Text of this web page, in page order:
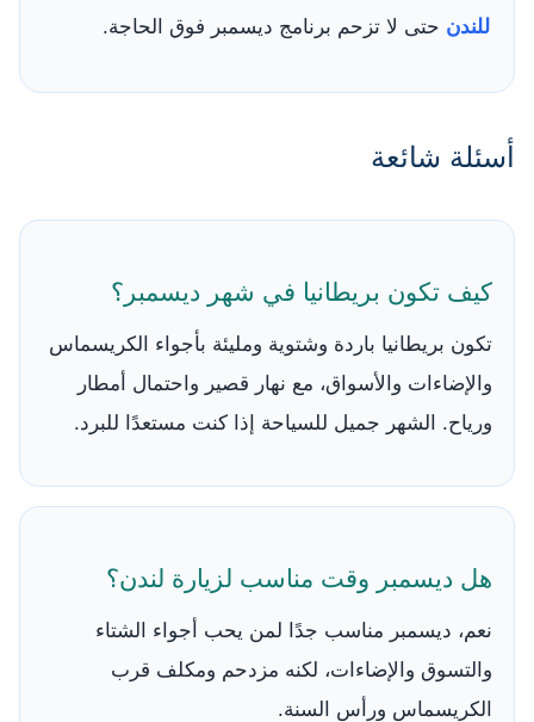
للندن حتى لا تزحم برنامج ديسمبر فوق الحاجة.
أسئلة شائعة
كيف تكون بريطانيا في شهر ديسمبر؟
تكون بريطانيا باردة وشتوية ومليئة بأجواء الكريسماس
والإضاءات والأسواق، مع نهار قصير واحتمال أمطار
ورياح. الشهر جميل للسياحة إذا كنت مستعدًا للبرد.
هل ديسمبر وقت مناسب لزيارة لندن؟
نعم، ديسمبر مناسب جدًا لمن يحب أجواء الشتاء
والتسوق والإضاءات، لكنه مزدحم ومكلف قرب
الكريسماس ورأس السنة.